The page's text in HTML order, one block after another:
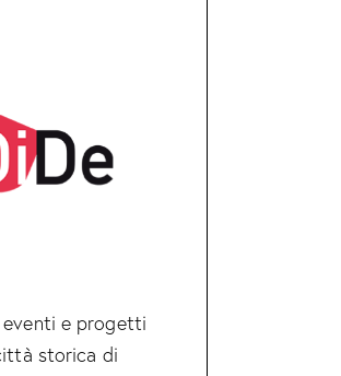
e progetti
storica di